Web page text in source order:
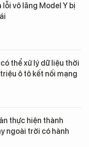
vô lăng Model Y bị
thể xử lý dữ liệu thời
ô tô kết nối mạng
thực hiện thành
ngoài trời có hành